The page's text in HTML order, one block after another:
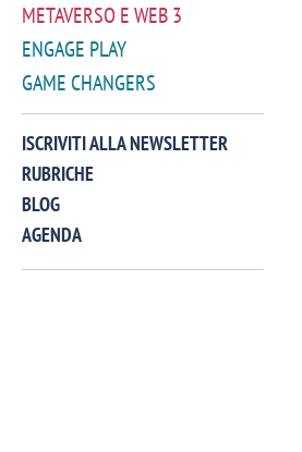
METAVERSO E WEB 3
ENGAGE PLAY
GAME CHANGERS
ISCRIVITI ALLA NEWSLETTER
RUBRICHE
BLOG
AGENDA